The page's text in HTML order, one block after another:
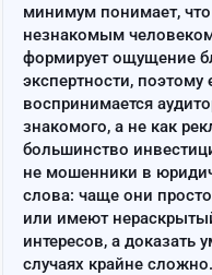
минимум понимает,
незнакомым
формирует ощущение
экспертности, поэтому
воспринимается
знакомого, а не как
большинство
не мошенники в
слова: чаще они
или имеют
интересов, а доказать
случаях крайне